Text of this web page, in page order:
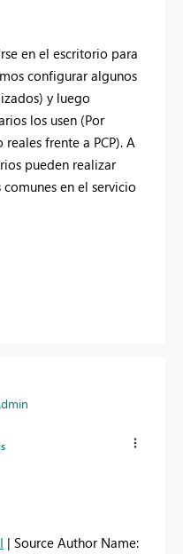
en el escritorio para
configurar algunos
y luego
los usen (Por
frente a PCP). A
pueden realizar
en el servicio
| Source Author Name: